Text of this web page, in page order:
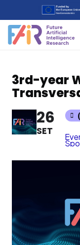
3rd-year
26
SET